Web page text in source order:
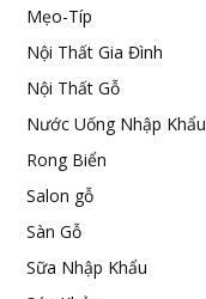
Mẹo-Típ
Nội Thất Gia Đình
Nội Thất Gỗ
Nước Uống Nhập Khẩu
Rong Biển
Salon gỗ
Sàn Gỗ
Sữa Nhập Khẩu